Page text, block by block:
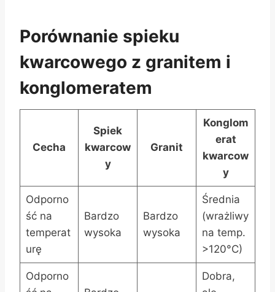
Porównanie spieku
kwarcowego z granitem i
konglomeratem
Cecha
Spiek
kwarcow
y
Granit
Konglom
erat
kwarcow
y
Odporno
ść na
temperat
urę
Bardzo
wysoka
Bardzo
wysoka
Średnia
(wrażliwy
na temp.
>120°C)
Odporno
Dobra,